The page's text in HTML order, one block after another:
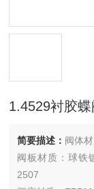
1.4529衬胶
简要描述： 阀体
阀板材质：球铁
2507